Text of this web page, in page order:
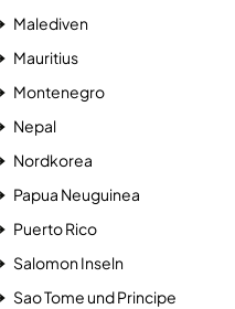
Malediven
Mauritius
Montenegro
Nepal
Nordkorea
Papua Neuguinea
Puerto Rico
Salomon Inseln
Sao Tome und Principe